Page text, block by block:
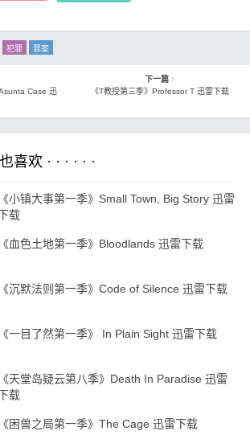
犯罪 罪案
Case 迅
下一篇
《T教授第三季》Professor T 迅雷下载
欢 · · · · · ·
《小镇大事第一季》Small Town, Big Story 迅雷
载
《血色土地第一季》Bloodlands 迅雷下载
《沉默法则第一季》Code of Silence 迅雷下载
《一目了然第一季》 In Plain Sight 迅雷下载
《天堂岛疑云第八季》Death In Paradise 迅雷
载
《困兽之局第一季》The Cage 迅雷下载